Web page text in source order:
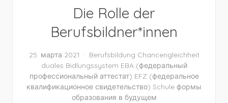
Die Rolle der
Berufsbildner*innen
25. марта 2021 Berufsbildung Chancengleichheit
duales Bidlungssystem EBA (федеральный
профессиональный аттестат) EFZ (федеральное
квалификационное свидетельство) Schule формы
образования в будущем